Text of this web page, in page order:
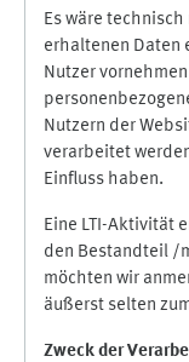
Es wäre
erhaltenen Daten
Nutzer
Nutzern der
verarbeitet
Einfluss haben.
Eine LTI-Aktivität
den Bestandteil /
möchten wir
äußerst selten
Zweck der